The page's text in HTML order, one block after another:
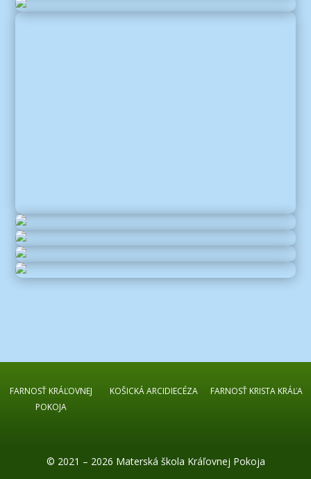
FARNOSŤ KRÁĽOVNEJ
POKOJA
KOŠICKÁ ARCIDIECÉZA FARNOSŤ KRISTA KRÁĽA
© 2021 – 2026 Materská škola Kráľovnej Pokoja